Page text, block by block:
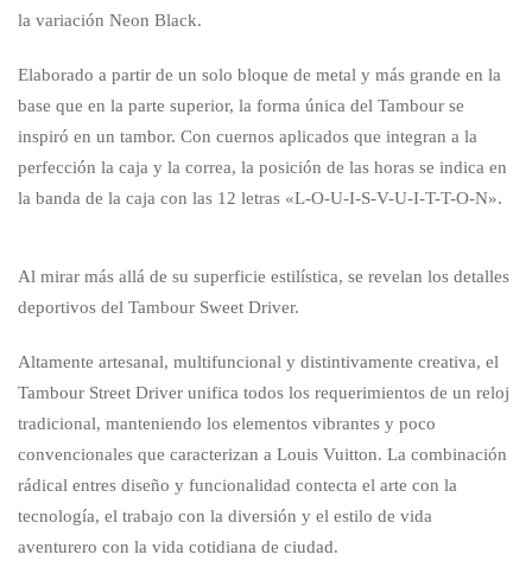
la variación Neon Black.
Elaborado a partir de un solo bloque de metal y más grande en la
base que en la parte superior, la forma única del Tambour se
inspiró en un tambor. Con cuernos aplicados que integran a la
perfección la caja y la correa, la posición de las horas se indica en
la banda de la caja con las 12 letras «L-O-U-I-S-V-U-I-T-T-O-N».
Al mirar más allá de su superficie estilística, se revelan los detalles
deportivos del Tambour Sweet Driver.
Altamente artesanal, multifuncional y distintivamente creativa, el
Tambour Street Driver unifica todos los requerimientos de un reloj
tradicional, manteniendo los elementos vibrantes y poco
convencionales que caracterizan a Louis Vuitton. La combinación
rádical entres diseño y funcionalidad contecta el arte con la
tecnología, el trabajo con la diversión y el estilo de vida
aventurero con la vida cotidiana de ciudad.